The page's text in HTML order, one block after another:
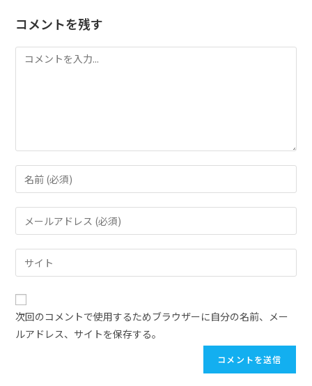
コメントを残す
次回のコメントで使用するためブラウザーに自分の名前、メー
ルアドレス、サイトを保存する。